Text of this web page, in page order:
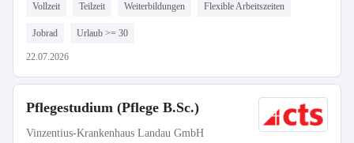
Vollzeit Teilzeit Weiterbildungen Flexible Arbeitszeiten
Jobrad Urlaub >= 30
22.07.2026
Pflegestudium (Pflege B.Sc.)
Vinzentius-Krankenhaus Landau GmbH